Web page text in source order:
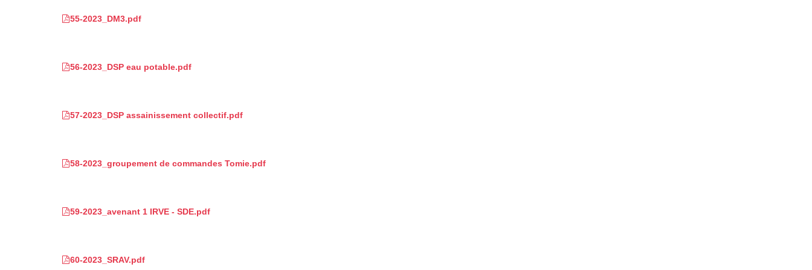
55-2023_DM3.pdf
56-2023_DSP eau potable.pdf
57-2023_DSP assainissement collectif.pdf
58-2023_groupement de commandes Tomie.pdf
59-2023_avenant 1 IRVE - SDE.pdf
60-2023_SRAV.pdf